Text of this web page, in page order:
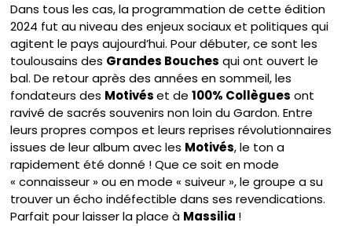
Dans tous les cas, la programmation de cette édition
2024 fut au niveau des enjeux sociaux et politiques qui
agitent le pays aujourd’hui. Pour débuter, ce sont les
toulousains des Grandes Bouches qui ont ouvert le
bal. De retour après des années en sommeil, les
fondateurs des Motivéset de100% Collègues ont
ravivé de sacrés souvenirs non loin du Gardon. Entre
leurs propres compos et leurs reprises révolutionnaires
issues de leur album avec les Motivés, le ton a
rapidement été donné ! Que ce soit en mode
« connaisseur » ou en mode « suiveur », le groupe a su
trouver un écho indéfectible dans ses revendications.
Parfait pour laisser la place à Massilia !